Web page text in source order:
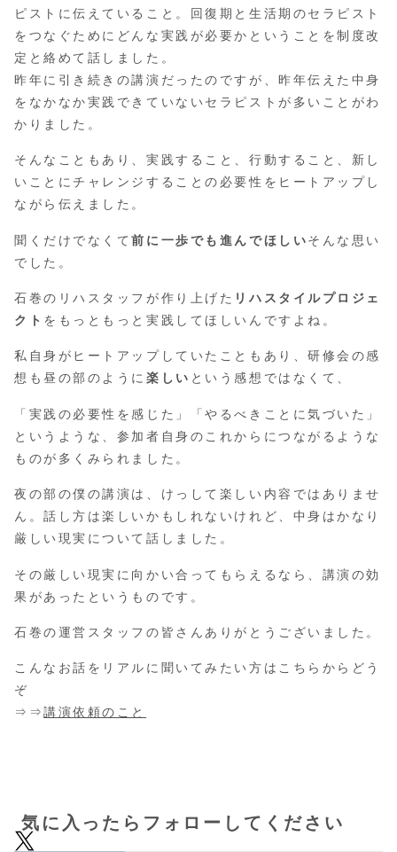
ピストに伝えていること。回復期と生活期のセラピスト
をつなぐためにどんな実践が必要かということを制度改
定と絡めて話しました。
昨年に引き続きの講演だったのですが、昨年伝えた中身
をなかなか実践できていないセラピストが多いことがわ
かりました。
そんなこともあり、実践すること、行動すること、新し
いことにチャレンジすることの必要性をヒートアップし
ながら伝えました。
聞くだけでなくて前に一歩でも進んでほしいそんな思い
でした。
石巻のリハスタッフが作り上げた リハスタイルプロジェ
クト をもっともっと実践してほしいんですよね。
私自身がヒートアップしていたこともあり、研修会の感
想も昼の部のように楽しい という感想ではなくて、
「実践の必要性を感じた」「やるべきことに気づいた」
というような、参加者自身のこれからにつながるような
ものが多くみられました。
夜の部の僕の講演は、けっして楽しい内容ではありませ
ん。話し方は楽しいかもしれないけれど、中身はかなり
厳しい現実について話しました。
その厳しい現実に向かい合ってもらえるなら、講演の効
果があったというものです。
石巻の運営スタッフの皆さんありがとうございました。
こんなお話をリアルに聞いてみたい方はこちらからどう
ぞ
⇒⇒講演依頼のこと
気に入ったらフォローしてください